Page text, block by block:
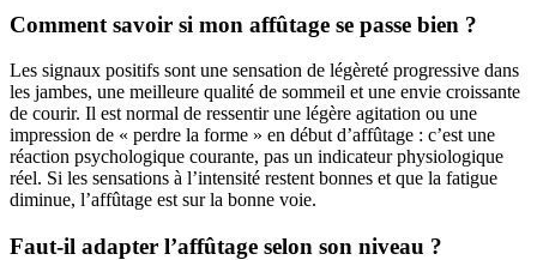
Comment savoir si mon affûtage se passe bien ?
Les signaux positifs sont une sensation de légèreté progressive dans
les jambes, une meilleure qualité de sommeil et une envie croissante
de courir. Il est normal de ressentir une légère agitation ou une
impression de « perdre la forme » en début d’affûtage : c’est une
réaction psychologique courante, pas un indicateur physiologique
réel. Si les sensations à l’intensité restent bonnes et que la fatigue
diminue, l’affûtage est sur la bonne voie.
Faut-il adapter l’affûtage selon son niveau ?